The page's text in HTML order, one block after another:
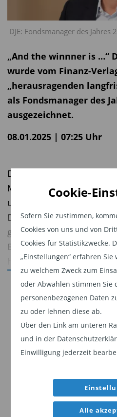
Cookie-
Sofern Sie zustimmen,
Cookies von uns und von
Cookies für Statistikzwecke.
„Einstellungen“ erfahren Sie
zu welchem Zweck zum
oder Abwählen stimmen Sie
personenbezogenen Daten
zu oder lehnen diese ab.
Über den Link am unteren
und in der
Einwilligung jederzeit
Alle
DJE: Fondsmanager des Jahres
„And the winnner is …“
wurde vom Finanz-
„herausragenden
als Fondsmanager des
ausgezeichnet.
08.01.2025 | 07:25 Uhr
Dr. Jan Ehrhardt steuert
Mischfonds DJE – Zins &
und dem breit gestreuten
Dividende & Substanz
größten Fonds von DJE.
BÖRSE ONLINE, €uro und
haben ihm für seinen
Anlageerfolg die
des Jahres 2025“
dabei „eine hohe
Anleger“.
Der „Fondsmanager des
renommiertesten und
Auszeichnung seit über 30
Persönlichkeiten, „die
Jetzt
Dieser Inhalt ist für
bestimmt. Mit Klick auf
Sie, dass Sie ein